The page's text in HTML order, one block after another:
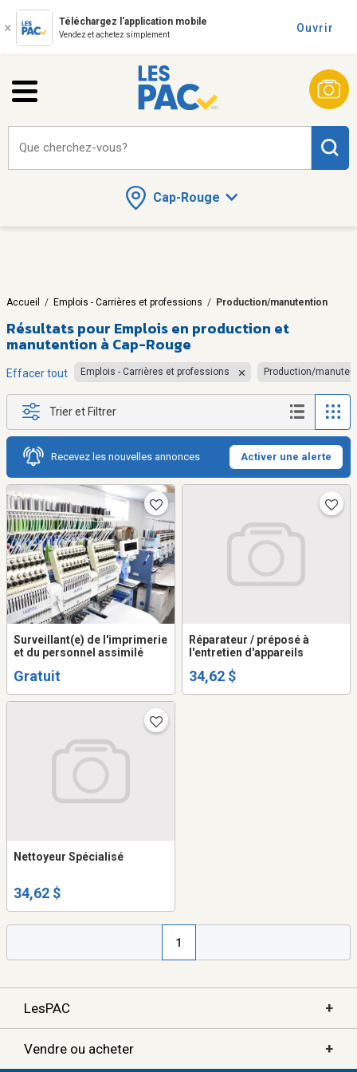
Téléchargez l'application mobile
Vendez et achetez simplement
Ouvrir
Cap-Rouge
Que cherchez-vous?
Accueil / Emplois - Carrières et professions / Production/manutention
Résultats pour Emplois en production et
manutention à Cap-Rouge
Effacer tout Emplois - Carrières et professions Production/
Trier et Filtrer
Recevez les nouvelles annonces Activer une alerte
Surveillant(e) de l'imprimerie
et du personnel assimilé
Gratuit
Réparateur / préposé à
l'entretien d'appareils
34,62 $
Nettoyeur Spécialisé
34,62 $
1
LesPAC +
Vendre ou acheter +